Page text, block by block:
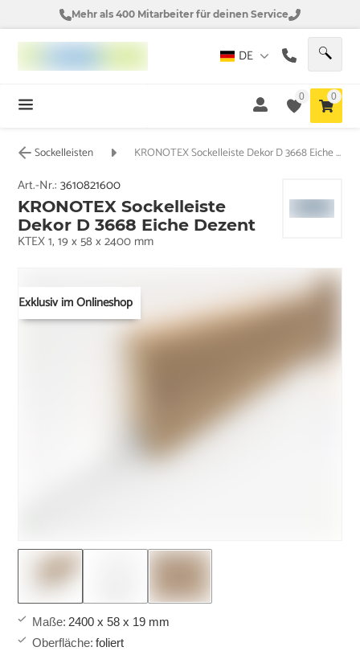
Mehr als 400 Mitarbeiter für deinen Service
DE
0 0
Sockelleisten KRONOTEX Sockelleiste Dekor D 3668 Eiche Dezent
Exklusiv im Onlineshop
Art.-Nr.:3610821600
KRONOTEX Sockelleiste
Dekor D 3668 Eiche Dezent
KTEX 1, 19 x 58 x 2400 mm
Maße: 2400 x 58 x 19 mm
Oberfläche: foliert